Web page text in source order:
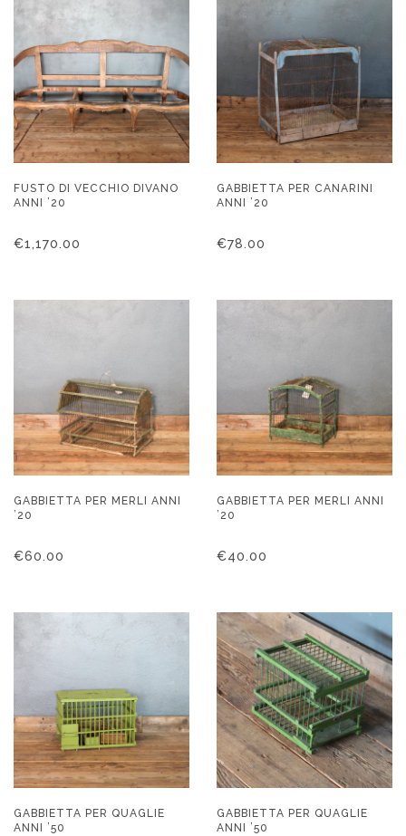
FUSTO DI VECCHIO DIVANO
ANNI ’20
€1,170.00
GABBIETTA PER CANARINI
ANNI ’20
€78.00
GABBIETTA PER MERLI ANNI
’20
€60.00
GABBIETTA PER MERLI ANNI
’20
€40.00
GABBIETTA PER QUAGLIE
ANNI ’50
GABBIETTA PER QUAGLIE
ANNI ’50